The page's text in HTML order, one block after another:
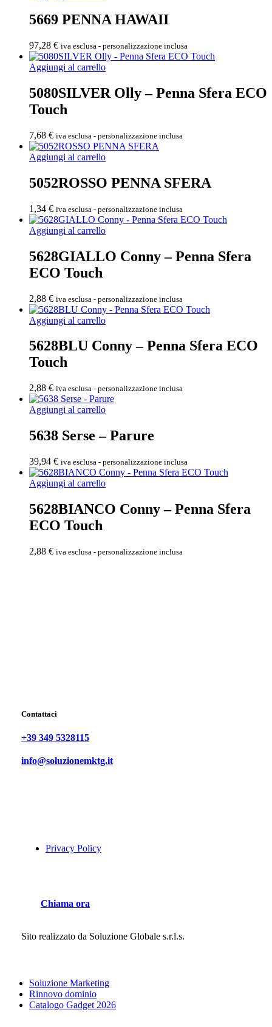
5669 PENNA HAWAII
97,28 € iva esclusa - personalizzazione inclusa
Aggiungi al carrello
5080SILVER Olly – Penna Sfera ECO
Touch
7,68 € iva esclusa - personalizzazione inclusa
Aggiungi al carrello
5052ROSSO PENNA SFERA
1,34 € iva esclusa - personalizzazione inclusa
Aggiungi al carrello
5628GIALLO Conny – Penna Sfera
ECO Touch
2,88 € iva esclusa - personalizzazione inclusa
Aggiungi al carrello
5628BLU Conny – Penna Sfera ECO
Touch
2,88 € iva esclusa - personalizzazione inclusa
Aggiungi al carrello
5638 Serse – Parure
39,94 € iva esclusa - personalizzazione inclusa
Aggiungi al carrello
5628BIANCO Conny – Penna Sfera
ECO Touch
2,88 € iva esclusa - personalizzazione inclusa
Contattaci
+39 349 5328115
info@soluzionemktg.it
Privacy Policy
Chiama ora
Sito realizzato da Soluzione Globale s.r.l.s.
Close
Menu
Soluzione Marketing
Rinnovo dominio
Catalogo Gadget 2026